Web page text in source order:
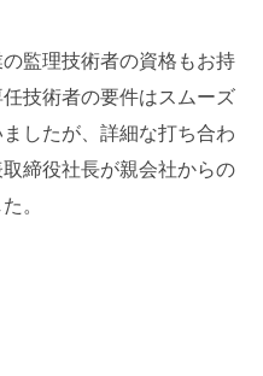
監理技術者の資格もお持
技術者の要件はスムーズ
したが、詳細な打ち合わ
締役社長が親会社からの
。